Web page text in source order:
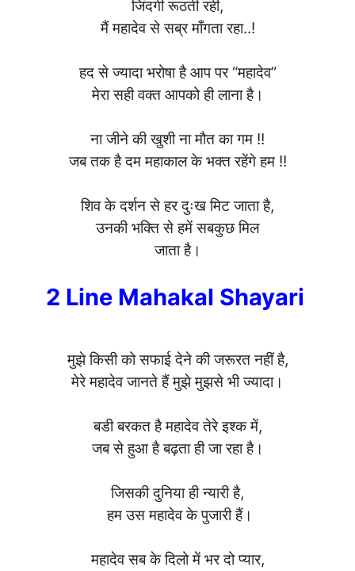
जिंदगी रूठती रही,
मैं महादेव से सब्र माँगता रहा..!
हद से ज्यादा भरोषा है आप पर “महादेव”
मेरा सही वक्त आपको ही लाना है।
ना जीने की खुशी ना मौत का गम !!
जब तक है दम महाकाल के भक्त रहेंगे हम !!
शिव के दर्शन से हर दुःख मिट जाता है,
उनकी भक्ति से हमें सबकुछ मिल
जाता है।
2 Line Mahakal Shayari
मुझे किसी को सफाई देने की जरूरत नहीं है,
मेरे महादेव जानते हैं मुझे मुझसे भी ज्यादा।
बडी बरकत है महादेव तेरे इश्क में,
जब से हुआ है बढ़ता ही जा रहा है।
जिसकी दुनिया ही न्यारी है,
हम उस महादेव के पुजारी हैं।
महादेव सब के दिलो में भर दो प्यार,